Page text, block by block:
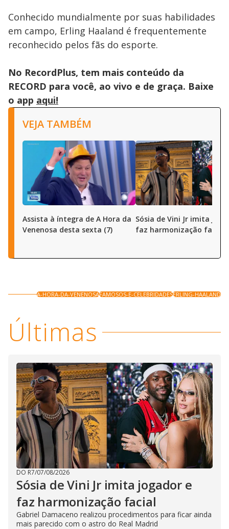
Conhecido mundialmente por suas habilidades
em campo, Erling Haaland é frequentemente
reconhecido pelos fãs do esporte.
No RecordPlus, tem mais conteúdo da
RECORD para você, ao vivo e de graça. Baixe
o app aqui!
VEJA TAMBÉM
Assista à íntegra de A Hora da
Venenosa desta sexta (7)
Sósia de Vini Jr imita
faz harmonização facial
A-HORA-DA-VENENOSAFAMOSOS-E-CELEBRIDADESERLING-HAALAND
Últimas
DO R7/07/08/2026
Sósia de Vini Jr imita jogador e
faz harmonização facial
Gabriel Damaceno realizou procedimentos para ficar ainda
mais parecido com o astro do Real Madrid